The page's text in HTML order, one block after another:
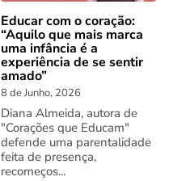
Educar com o coração:
“Aquilo que mais marca
uma infância é a
experiência de se sentir
amado”
8 de Junho, 2026
Diana Almeida, autora de
"Corações que Educam"
defende uma parentalidade
feita de presença,
recomeços...